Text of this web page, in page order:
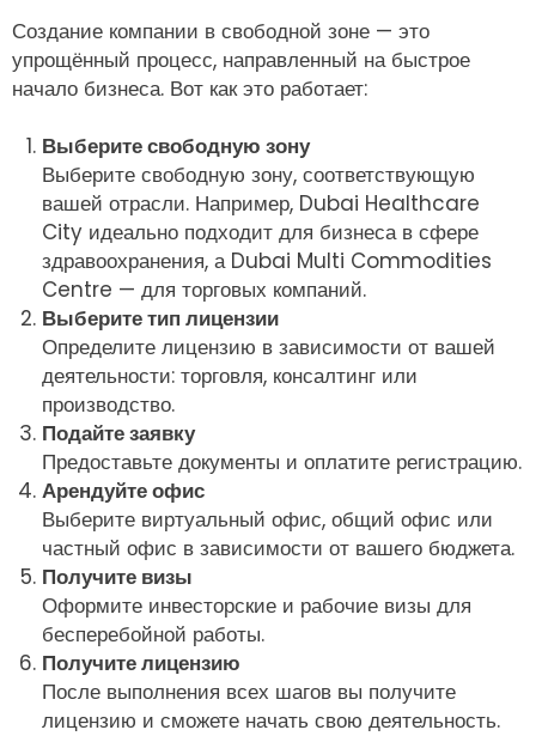
Создание компании в свободной зоне — это
упрощённый процесс, направленный на быстрое
начало бизнеса. Вот как это работает:
Выберите свободную зону
Выберите свободную зону, соответствующую
вашей отрасли. Например, Dubai Healthcare
City идеально подходит для бизнеса в сфере
здравоохранения, а Dubai Multi Commodities
Centre — для торговых компаний.
Выберите тип лицензии
Определите лицензию в зависимости от вашей
деятельности: торговля, консалтинг или
производство.
Подайте заявку
Предоставьте документы и оплатите регистрацию.
Арендуйте офис
Выберите виртуальный офис, общий офис или
частный офис в зависимости от вашего бюджета.
Получите визы
Оформите инвесторские и рабочие визы для
бесперебойной работы.
Получите лицензию
После выполнения всех шагов вы получите
лицензию и сможете начать свою деятельность.